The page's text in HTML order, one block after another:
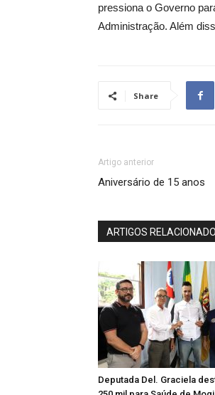
pressiona o Governo
Administração. Além
Share
Artigo anterior
Aniversário de 15 anos
ARTIGOS
Deputada Del. Graciela